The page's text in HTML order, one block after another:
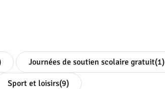
Journées de soutien scolaire gratuit(1)
Sport et loisirs(9)